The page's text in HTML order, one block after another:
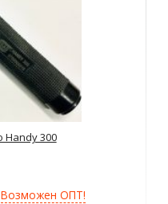
Handy 300
Возможен ОПТ!